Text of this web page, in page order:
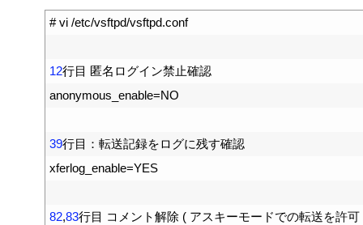
# vi /etc/vsftpd/vsftpd.conf
12行目 匿名ログイン禁止確認
anonymous_enable=NO
39行目：転送記録をログに残す確認
xferlog_enable=YES
82,83行目 コメント解除 ( アスキーモードでの転送を許可